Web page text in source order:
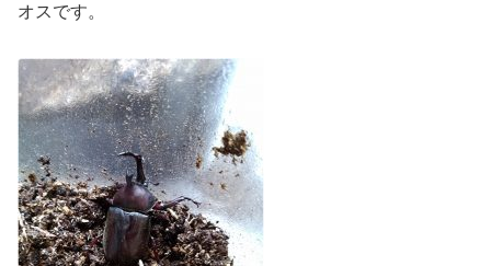
オスです。